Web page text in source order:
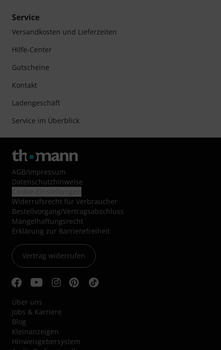
Service
Versandkosten und Lieferzeiten
Hilfe-Center
Gutscheine
Kontakt
Ladengeschäft
Service im Überblick
AGB/Impressum
Datenschutzhinweise
Widerrufsrecht für Verbraucher
Bestellvorgang/Vertragsabschluss
Mängelhaftungsrecht
Erklärung zur Barrierefreiheit
Vertrag widerrufen
Über uns
Jobs & Karriere
Blog
Kleinanzeigen
Hinweisgebersystem